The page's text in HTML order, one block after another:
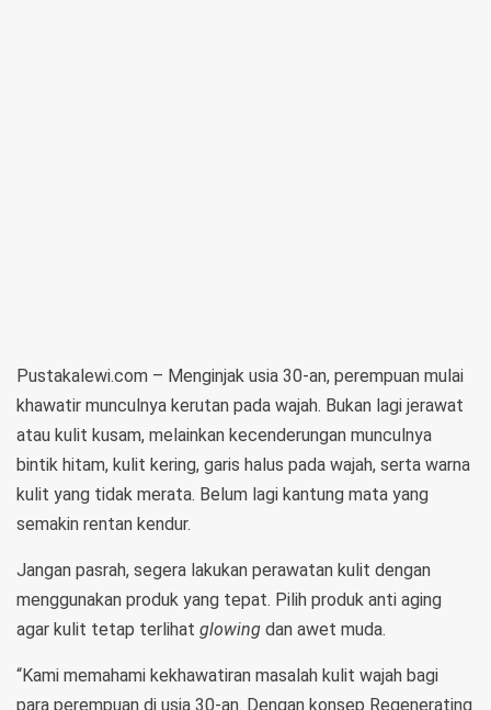
Pustakalewi.com – Menginjak usia 30-an, perempuan mulai
khawatir munculnya kerutan pada wajah. Bukan lagi jerawat
atau kulit kusam, melainkan kecenderungan munculnya
bintik hitam, kulit kering, garis halus pada wajah, serta warna
kulit yang tidak merata. Belum lagi kantung mata yang
semakin rentan kendur.
Jangan pasrah, segera lakukan perawatan kulit dengan
menggunakan produk yang tepat. Pilih produk anti aging
agar kulit tetap terlihat glowing dan awet muda.
“Kami memahami kekhawatiran masalah kulit wajah bagi
para perempuan di usia 30-an. Dengan konsep Regenerating